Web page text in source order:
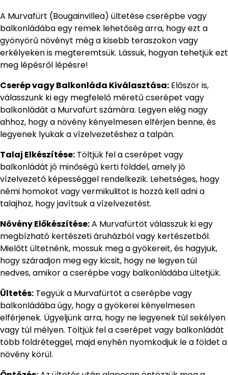
A Murvafürt (Bougainvillea) ültetése cserépbe vagy
balkonládába egy remek lehetőség arra, hogy ezt a
gyönyörű növényt még a kisebb teraszokon vagy
erkélyeken is megteremtsük. Lássuk, hogyan tehetjük ezt
meg lépésről lépésre!
Cserép vagy Balkonláda Kiválasztása: Először is,
válasszunk ki egy megfelelő méretű cserépet vagy
balkonládát a Murvafürt számára. Legyen elég nagy
ahhoz, hogy a növény kényelmesen elférjen benne, és
legyenek lyukak a vízelvezetéshez a talpán.
Talaj Elkészítése: Töltjük fel a cserépet vagy
balkonládát jó minőségű kerti földdel, amely jó
vízelvezető képességgel rendelkezik. Lehetséges, hogy
némi homokot vagy vermikulitot is hozzá kell adni a
talajhoz, hogy javítsuk a vízelvezetést.
Növény Előkészítése:A Murvafürtöt válasszuk ki egy
megbízható kertészeti áruházból vagy kertészetből.
Mielőtt ültetnénk, mossuk meg a gyökereit, és hagyjuk,
hogy száradjon meg egy kicsit, hogy ne legyen túl
nedves, amikor a cserépbe vagy balkonládába ültetjük.
Ültetés: Tegyük a Murvafürtöt a cserépbe vagy
balkonládába úgy, hogy a gyökerei kényelmesen
elférjenek. Ügyeljünk arra, hogy ne legyenek túl sekélyen
vagy túl mélyen. Töltjük fel a cserépet vagy balkonládát
több földréteggel, majd enyhén nyomkodjuk le a földet a
növény körül.